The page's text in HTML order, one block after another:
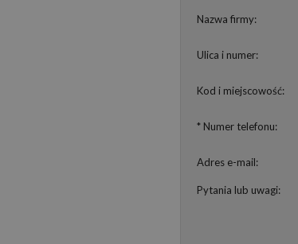
Nazwa firmy:
Ulica i numer:
Kod i miejscowość:
* Numer telefonu:
Adres e-mail:
Pytania lub uwagi: